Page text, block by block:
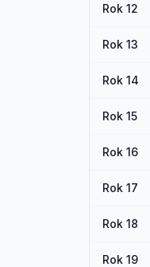
Rok 12
Rok 13
Rok 14
Rok 15
Rok 16
Rok 17
Rok 18
Rok 19